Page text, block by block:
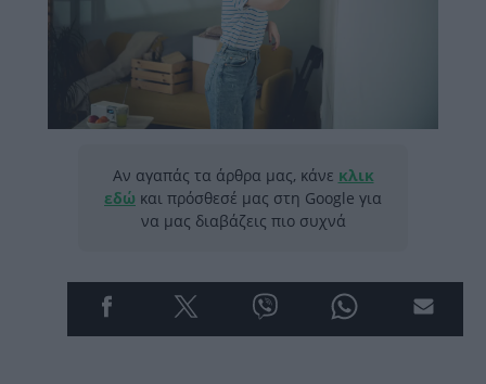
Αν αγαπάς τα άρθρα μας, κάνε κλικ
εδώ και πρόσθεσέ μας στη Google για
να μας διαβάζεις πιο συχνά